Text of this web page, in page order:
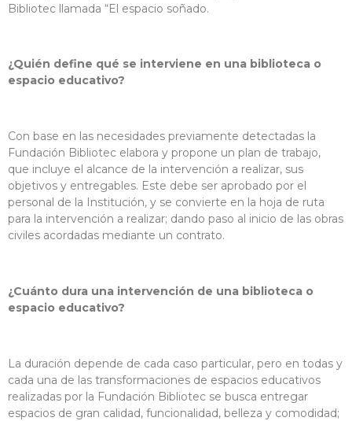
Bibliotec llamada “El espacio soñado.
¿Quién define qué se interviene en una biblioteca o
espacio educativo?
Con base en las necesidades previamente detectadas la
Fundación Bibliotec elabora y propone un plan de trabajo,
que incluye el alcance de la intervención a realizar, sus
objetivos y entregables. Este debe ser aprobado por el
personal de la Institución, y se convierte en la hoja de ruta
para la intervención a realizar; dando paso al inicio de las obras
civiles acordadas mediante un contrato.
¿Cuánto dura una intervención de una biblioteca o
espacio educativo?
La duración depende de cada caso particular, pero en todas y
cada una de las transformaciones de espacios educativos
realizadas por la Fundación Bibliotec se busca entregar
espacios de gran calidad, funcionalidad, belleza y comodidad;